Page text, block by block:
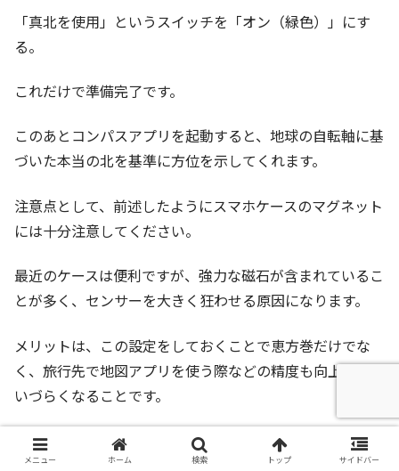
「真北を使用」というスイッチを「オン（緑色）」にす
る。
これだけで準備完了です。
このあとコンパスアプリを起動すると、地球の自転軸に基
づいた本当の北を基準に方位を示してくれます。
注意点として、前述したようにスマホケースのマグネット
には十分注意してください。
最近のケースは便利ですが、強力な磁石が含まれているこ
とが多く、センサーを大きく狂わせる原因になります。
メリットは、この設定をしておくことで恵方巻だけでな
く、旅行先で地図アプリを使う際などの精度も向上し、迷
いづらくなることです。
条件別の補足ですが、Android端末の場合も標準のコンパ
ス機能で「真北」に自動調整されるものが多いですが、設
メニュー ホーム 検索 トップ サイドバー